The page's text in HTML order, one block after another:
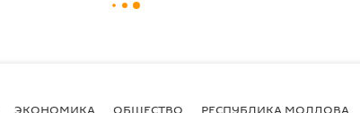
ЭКОНОМИКА ОБЩЕСТВО РЕСПУБЛИКА МОЛДОВА